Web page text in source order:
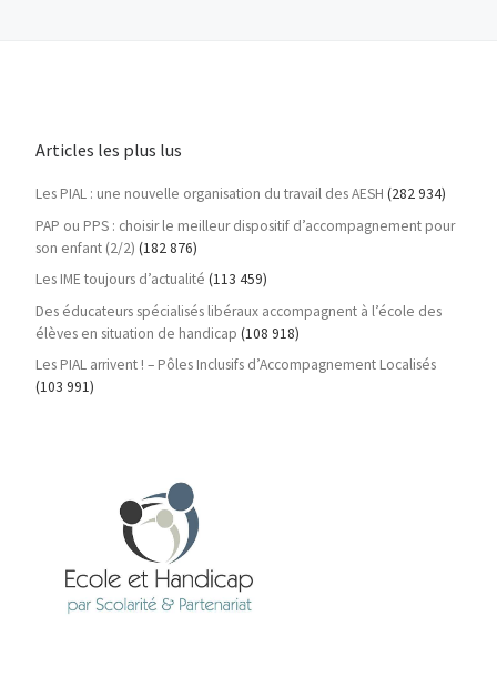
Articles les plus lus
Les PIAL : une nouvelle organisation du travail des AESH (282 934)
PAP ou PPS : choisir le meilleur dispositif d’accompagnement pour
son enfant (2/2) (182 876)
Les IME toujours d’actualité (113 459)
Des éducateurs spécialisés libéraux accompagnent à l’école des
élèves en situation de handicap (108 918)
Les PIAL arrivent ! – Pôles Inclusifs d’Accompagnement Localisés
(103 991)